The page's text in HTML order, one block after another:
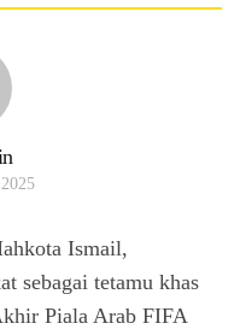
Ismail,
sebagai tetamu khas
Piala Arab FIFA